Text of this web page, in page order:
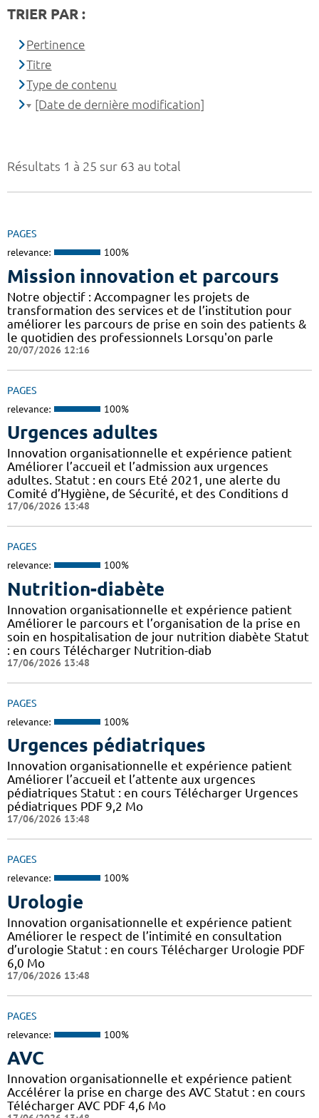
Résultats 1 à 25 sur 63 au total
PAGES
relevance: 100%
Mission innovation et parcours
Notre objectif : Accompagner les projets de
transformation des services et de l’institution pour
améliorer les parcours de prise en soin des patients &
le quotidien des professionnels Lorsqu'on parle
20/07/2026 12:16
PAGES
relevance: 100%
Urgences adultes
Innovation organisationnelle et expérience patient
Améliorer l’accueil et l’admission aux urgences
adultes. Statut : en cours Eté 2021, une alerte du
Comité d’Hygiène, de Sécurité, et des Conditions d
17/06/2026 13:48
PAGES
relevance: 100%
Nutrition-diabète
Innovation organisationnelle et expérience patient
Améliorer le parcours et l’organisation de la prise en
soin en hospitalisation de jour nutrition diabète Statut
: en cours Télécharger Nutrition-diab
17/06/2026 13:48
PAGES
relevance: 100%
Urgences pédiatriques
Innovation organisationnelle et expérience patient
Améliorer l’accueil et l’attente aux urgences
pédiatriques Statut : en cours Télécharger Urgences
pédiatriques PDF 9,2 Mo
17/06/2026 13:48
PAGES
relevance: 100%
Urologie
Innovation organisationnelle et expérience patient
Améliorer le respect de l’intimité en consultation
d’urologie Statut : en cours Télécharger Urologie PDF
6,0 Mo
17/06/2026 13:48
PAGES
relevance: 100%
AVC
Innovation organisationnelle et expérience patient
Accélérer la prise en charge des AVC Statut : en cours
Télécharger AVC PDF 4,6 Mo
TRIER PAR :
Pertinence
Titre
Type de contenu
[Date de dernière modification]